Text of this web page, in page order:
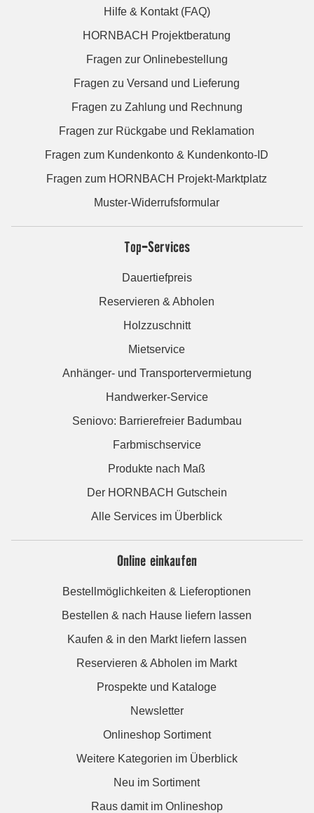
Hilfe & Kontakt (FAQ)
HORNBACH Projektberatung
Fragen zur Onlinebestellung
Fragen zu Versand und Lieferung
Fragen zu Zahlung und Rechnung
Fragen zur Rückgabe und Reklamation
Fragen zum Kundenkonto & Kundenkonto-ID
Fragen zum HORNBACH Projekt-Marktplatz
Muster-Widerrufsformular
Top-Services
Dauertiefpreis
Reservieren & Abholen
Holzzuschnitt
Mietservice
Anhänger- und Transportervermietung
Handwerker-Service
Seniovo: Barrierefreier Badumbau
Farbmischservice
Produkte nach Maß
Der HORNBACH Gutschein
Alle Services im Überblick
Online einkaufen
Bestellmöglichkeiten & Lieferoptionen
Bestellen & nach Hause liefern lassen
Kaufen & in den Markt liefern lassen
Reservieren & Abholen im Markt
Prospekte und Kataloge
Newsletter
Onlineshop Sortiment
Weitere Kategorien im Überblick
Neu im Sortiment
Raus damit im Onlineshop